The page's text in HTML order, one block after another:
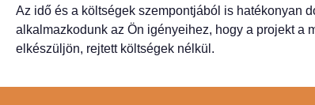
Az idő és a költségek szempontjából is hatékonyan
alkalmazkodunk az Ön igényeihez, hogy a projekt a
elkészüljön, rejtett költségek nélkül.